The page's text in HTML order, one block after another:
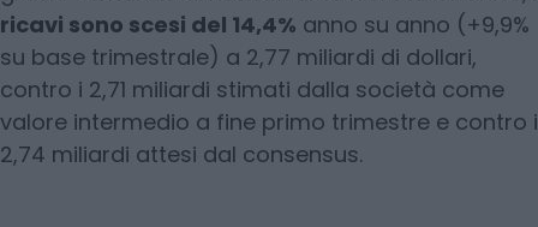
ricavi sono scesi del 14,4% anno su anno (+9,9%
su base trimestrale) a 2,77 miliardi di dollari,
contro i 2,71 miliardi stimati dalla società come
valore intermedio a fine primo trimestre e contro i
2,74 miliardi attesi dal consensus.